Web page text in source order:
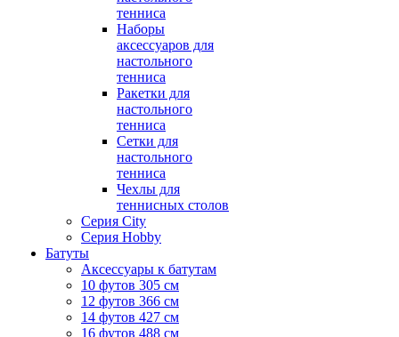
тенниса
Наборы
аксессуаров для
настольного
тенниса
Ракетки для
настольного
тенниса
Сетки для
настольного
тенниса
Чехлы для
теннисных столов
Серия City
Серия Hobby
Батуты
Аксессуары к батутам
10 футов 305 см
12 футов 366 см
14 футов 427 см
16 футов 488 см